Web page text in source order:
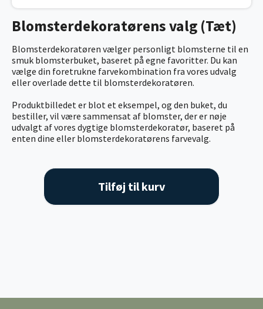
Blomsterdekoratørens valg (Tæt)
Blomsterdekoratøren vælger personligt blomsterne til en
smuk blomsterbuket, baseret på egne favoritter. Du kan
vælge din foretrukne farvekombination fra vores udvalg
eller overlade dette til blomsterdekoratøren.
Produktbilledet er blot et eksempel, og den buket, du
bestiller, vil være sammensat af blomster, der er nøje
udvalgt af vores dygtige blomsterdekoratør, baseret på
enten dine eller blomsterdekoratørens farvevalg.
Tilføj til kurv